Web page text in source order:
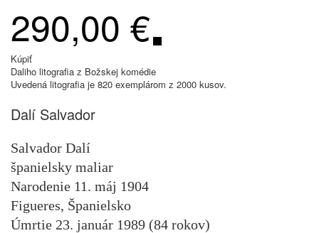
290,00 €
Kúpiť
Daliho litografia z Božskej komédie
Uvedená litografia je 820 exemplárom z 2000 kusov.
Dalí Salvador
Salvador Dalí
španielsky maliar
Narodenie 11. máj 1904
Figueres, Španielsko
Úmrtie 23. január 1989 (84 rokov)